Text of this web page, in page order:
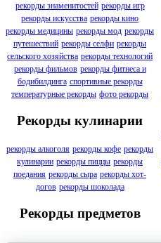
рекорды знаменитостей рекорды игр
рекорды искусства рекорды кино
рекорды медицины рекорды мод рекорды
путешествий рекорды селфи рекорды
сельского хозяйства рекорды технологий
рекорды фильмов рекорды фитнеса и
бодибилдинга спортивные рекорды
температурные рекорды фото рекорды
Рекорды кулинарии
рекорды алкоголя рекорды кофе рекорды
кулинарии рекорды пиццы рекорды
поедания рекорды сыра рекорды хот-
догов рекорды шоколада
Рекорды предметов